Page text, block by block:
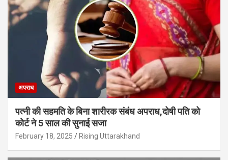
अपराध
पत्नी की सहमति के बिना शारीरक संबंध अपराध,दोषी पति को
कोर्ट ने 5 साल की सुनाई सजा
February 18, 2025 Rising Uttarakhand